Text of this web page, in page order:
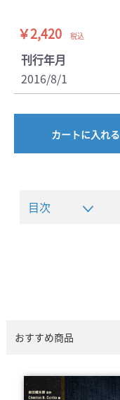
￥2,420 税込
刊行年月
2016/8/1
カートに入れる
目次
おすすめ商品